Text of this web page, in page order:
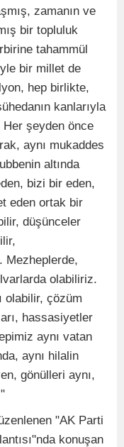
zamanın ve
bir topluluk
tahammül
bir millet de
hep birlikte,
kanlarıyla
şeyden önce
aynı mukaddes
altında
bizi bir eden,
eden ortak bir
düşünceler
Mezheplerde,
olabiliriz.
olabilir, çözüm
hassasiyetler
aynı vatan
aynı hilalin
gönülleri aynı,
"AK Parti
konuşan